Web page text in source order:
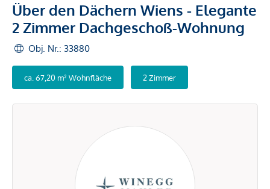
Über den Dächern Wiens - Elegante
2 Zimmer Dachgeschoß-Wohnung
Obj. Nr.: 33880
ca. 67,20 m² Wohnfläche 2 Zimmer